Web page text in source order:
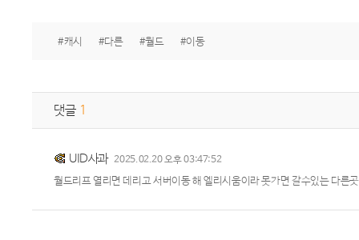
#캐시 #다른 #월드 #이동
댓글 1
UID사과 2025.02.20 오후 03:47:52
월드리프 열리면 데리고 서버이동 해 엘리시움이라 못가면 갈수있는 다른